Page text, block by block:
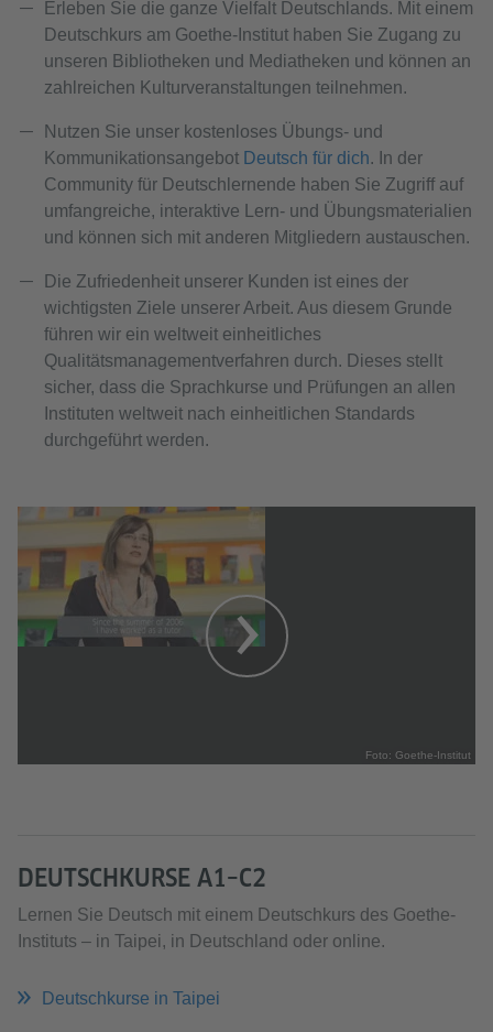
Erleben Sie die ganze Vielfalt Deutschlands. Mit einem
Deutschkurs am Goethe-Institut haben Sie Zugang zu
unseren Bibliotheken und Mediatheken und können an
zahlreichen Kulturveranstaltungen teilnehmen.
Nutzen Sie unser kostenloses Übungs- und
Kommunikationsangebot Deutsch für dich. In der
Community für Deutschlernende haben Sie Zugriff auf
umfangreiche, interaktive Lern- und Übungsmaterialien
und können sich mit anderen Mitgliedern austauschen.
Die Zufriedenheit unserer Kunden ist eines der
wichtigsten Ziele unserer Arbeit. Aus diesem Grunde
führen wir ein weltweit einheitliches
Qualitätsmanagementverfahren durch. Dieses stellt
sicher, dass die Sprachkurse und Prüfungen an allen
Instituten weltweit nach einheitlichen Standards
durchgeführt werden.
Foto: Goethe-Institut
DEUTSCHKURSE A1–C2
Lernen Sie Deutsch mit einem Deutschkurs des Goethe-
Instituts – in Taipei, in Deutschland oder online.
Deutschkurse in Taipei